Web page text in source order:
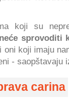
koji su
sprovoditi
koji imaju
- saopštavaju
carina